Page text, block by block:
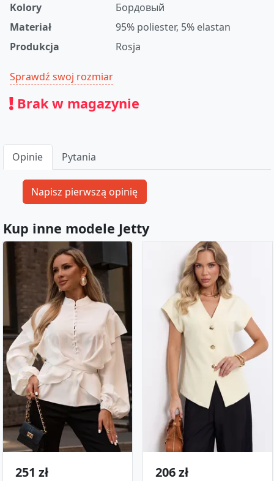
Kolory
Бордовый
Materiał
95% poliester, 5% elastan
Produkcja
Rosja
Sprawdź swoj rozmiar
Brak w magazynie
Opinie Pytania
Kup inne modele Jetty
251 zł 206 zł